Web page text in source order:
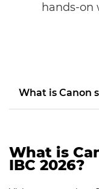
hands-on
What is Canon
What is
IBC 2026?